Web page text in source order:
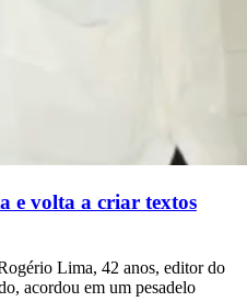
e volta a criar textos
Lima, 42 anos, editor do
acordou em um pesadelo